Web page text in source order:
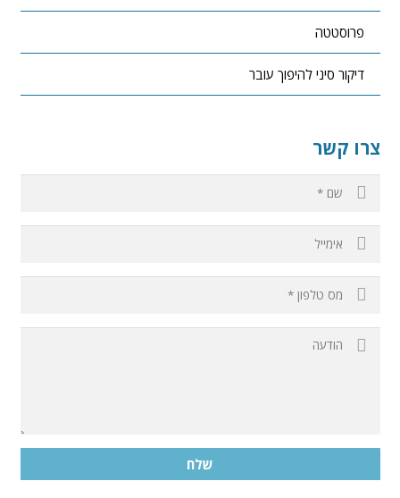
פרוסטטה
דיקור סיני להיפוך עובר
צרו קשר
שלח